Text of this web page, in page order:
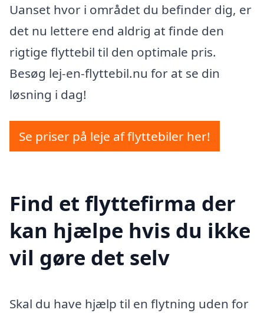
Uanset hvor i området du befinder dig, er
det nu lettere end aldrig at finde den
rigtige flyttebil til den optimale pris.
Besøg lej-en-flyttebil.nu for at se din
løsning i dag!
Se priser på leje af flyttebiler her!
Find et flyttefirma der
kan hjælpe hvis du ikke
vil gøre det selv
Skal du have hjælp til en flytning uden for